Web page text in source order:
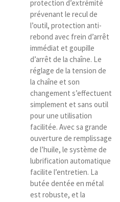
protection d’extrémité
prévenant le recul de
l’outil, protection anti-
rebond avec frein d’arrêt
immédiat et goupille
d’arrêt de la chaîne. Le
réglage de la tension de
la chaîne et son
changement s’effectuent
simplement et sans outil
pour une utilisation
facilitée. Avec sa grande
ouverture de remplissage
de l’huile, le système de
lubrification automatique
facilite l’entretien. La
butée dentée en métal
est robuste, et la